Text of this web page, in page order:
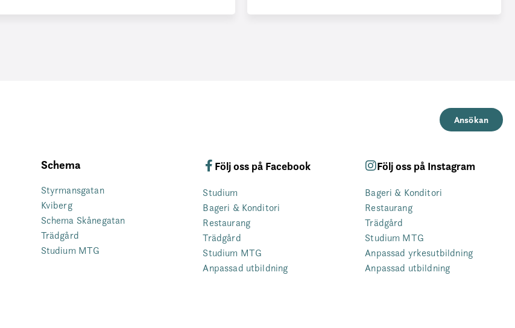
Ansökan
Schema
Styrmansgatan
Kviberg
Schema Skånegatan
Trädgård
Studium MTG
Följ oss på Facebook
Studium
Bageri & Konditori
Restaurang
Trädgård
Studium MTG
Anpassad utbildning
Följ oss på Instagram
Bageri & Konditori
Restaurang
Trädgård
Studium MTG
Anpassad yrkesutbildning
Anpassad utbildning